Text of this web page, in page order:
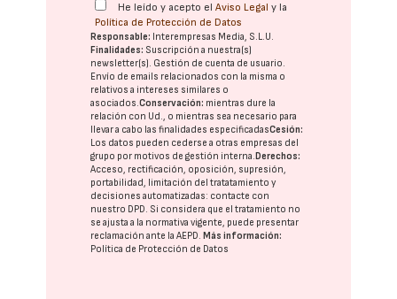
He leído y acepto elAviso Legal y la
Política de Protección de Datos
Responsable: Interempresas Media, S.L.U.
Finalidades: Suscripción a nuestra(s)
newsletter(s). Gestión de cuenta de usuario.
Envío de emails relacionados con la misma o
relativos a intereses similares o
asociados.Conservación: mientras dure la
relación con Ud., o mientras sea necesario para
llevar a cabo las finalidades especificadasCesión:
Los datos pueden cederse a otras empresas del
grupo por motivos de gestión interna. Derechos:
Acceso, rectificación, oposición, supresión,
portabilidad, limitación del tratatamiento y
decisiones automatizadas: contacte con
nuestro DPD. Si considera que el tratamiento no
se ajusta a la normativa vigente, puede presentar
reclamación ante laAEPD. Más información:
Política de Protección de Datos